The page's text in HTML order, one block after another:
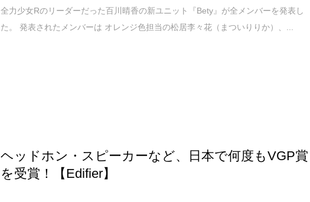
全力少女Rのリーダーだった百川晴香の新ユニット『Bety』が全メンバーを発表し
た。 発表されたメンバーは オレンジ色担当の松居李々花（まついりりか）、...
ヘッドホン・スピーカーなど、日本で何度もVGP賞
を受賞！【Edifier】